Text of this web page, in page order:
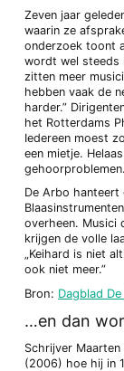
Zeven jaar
waarin ze
onderzoek toont
wordt wel steeds
zitten meer
hebben vaak de
harder.”
het Rotterdams
Iedereen moest
een mietje.
De Arbo hanteert
overheen. Musici
krijgen de volle
„Keihard is niet
ook niet meer.”
Bron: Dagblad
…en dan
Schrijver
(2006) hoe hij in